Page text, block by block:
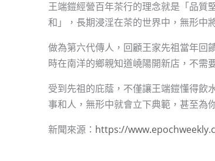
王端鎧經營百年茶行的理念就是「品質
和」，長期浸淫在茶的世界中，無形中
做為第六代傳人，回顧王家先祖當年回
時在南洋的鄉親知道嶢陽開新店，不需
受到先祖的庇蔭，不僅讓王端鎧懂得飲
事和人，無形中就會立下典範，甚至為
新聞來源： https://